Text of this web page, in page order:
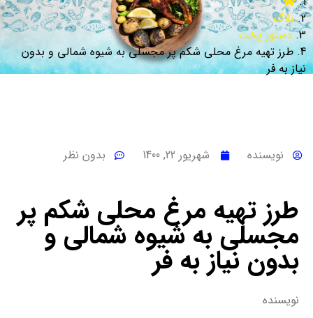
بلاگ
دستور پخت
طرز تهیه مرغ محلی شکم پر مجسلی به شیوه شمالی و بدون
نیاز به فر
نویسنده شهریور 22, 1400 بدون نظر
طرز تهیه مرغ محلی شکم پر
مجسلی به شیوه شمالی و
بدون نیاز به فر
نویسنده